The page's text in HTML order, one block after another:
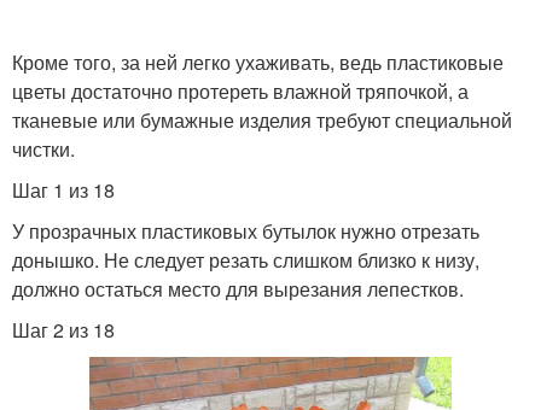
Кроме того, за ней легко ухаживать, ведь пластиковые
цветы достаточно протереть влажной тряпочкой, а
тканевые или бумажные изделия требуют специальной
чистки.
Шаг 1 из 18
У прозрачных пластиковых бутылок нужно отрезать
донышко. Не следует резать слишком близко к низу,
должно остаться место для вырезания лепестков.
Шаг 2 из 18